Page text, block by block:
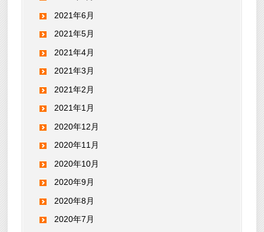
2021年6月
2021年5月
2021年4月
2021年3月
2021年2月
2021年1月
2020年12月
2020年11月
2020年10月
2020年9月
2020年8月
2020年7月